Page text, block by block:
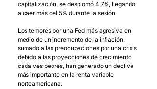
capitalización, se desplomó 4,7%, llegando
a caer más del 5% durante la sesión.
Los temores por una Fed más agresiva en
medio de un incremento de la inflación,
sumado a las preocupaciones por una crisis
debido a las proyecciones de crecimiento
cada ves peores, han generado un declive
más importante en la renta variable
norteamericana.